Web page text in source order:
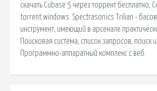
скачать Cubase 5 через торрент бесплатно,
torrent windows. Spectrasonics Trilian -
инструмент, имеющий в арсенале
Поисковая сиcтема, список запросов, поиск
Программно-аппаратный комплекс с веб.